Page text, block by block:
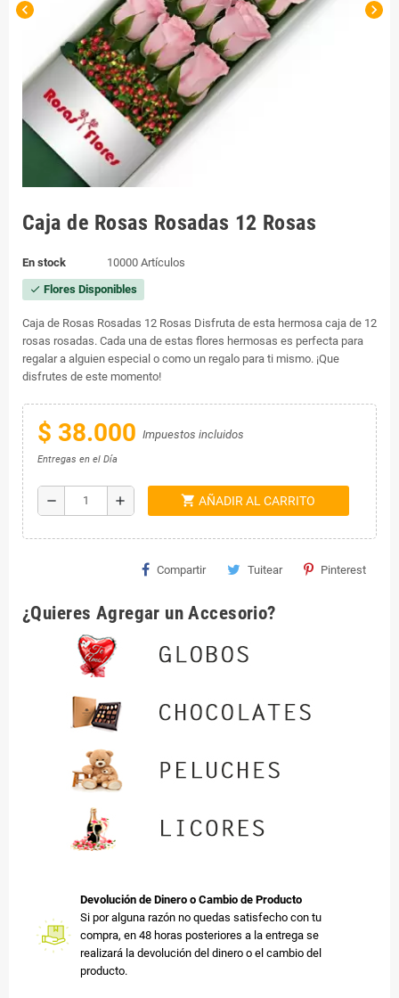
chevron_left chevron_right
Caja de Rosas Rosadas 12 Rosas
En stock 10000 Artículos
check Flores Disponibles
Caja de Rosas Rosadas 12 Rosas Disfruta de esta hermosa caja de 12
rosas rosadas. Cada una de estas flores hermosas es perfecta para
regalar a alguien especial o como un regalo para ti mismo. ¡Que
disfrutes de este momento!
$ 38.000 Impuestos incluidos
Entregas en el Día
remove add shopping_cart AÑADIR AL CARRITO
Compartir Tuitear Pinterest
¿Quieres Agregar un Accesorio?
Devolución de Dinero o Cambio de Producto
Si por alguna razón no quedas satisfecho con tu
compra, en 48 horas posteriores a la entrega se
realizará la devolución del dinero o el cambio del
producto.